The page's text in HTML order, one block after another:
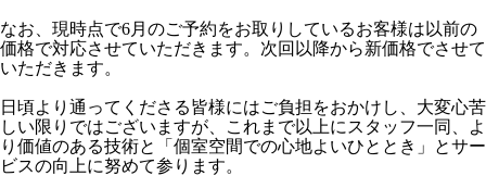
なお、現時点で6月のご予約をお取りしているお客様は以前の
価格で対応させていただきます。次回以降から新価格でさせて
いただきます。
日頃より通ってくださる皆様にはご負担をおかけし、大変心苦
しい限りではございますが、これまで以上にスタッフ一同、よ
り価値のある技術と「個室空間での心地よいひととき」とサー
ビスの向上に努めて参ります。